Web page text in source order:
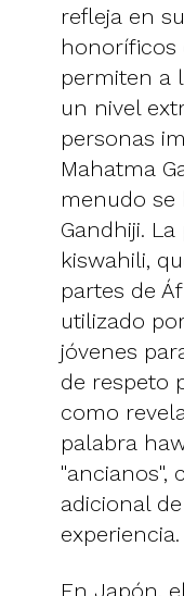
refleja en
honoríficos
permiten a
un nivel
personas
Mahatma
menudo se
Gandhiji.
kiswahili,
partes de
utilizado
jóvenes
de respeto
como
palabra
"ancianos",
adicional
experiencia.
En Japón,